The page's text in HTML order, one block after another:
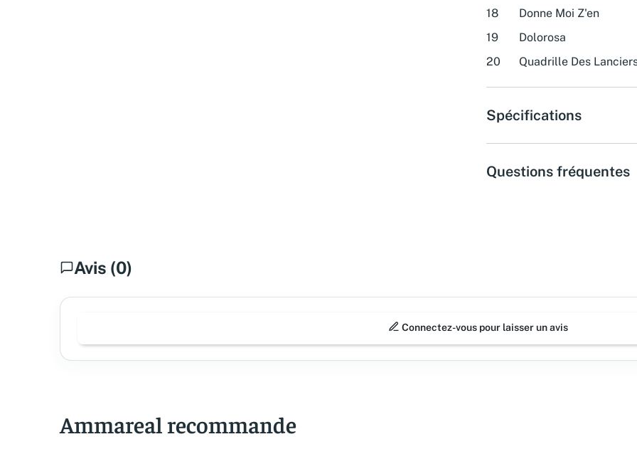
18
Donne Moi Z'en
19
Dolorosa
20
Quadrille Des
Spécifications
Questions fréquentes
Avis (0)
Connectez-vous pour laisser un avis
Ammareal recommande